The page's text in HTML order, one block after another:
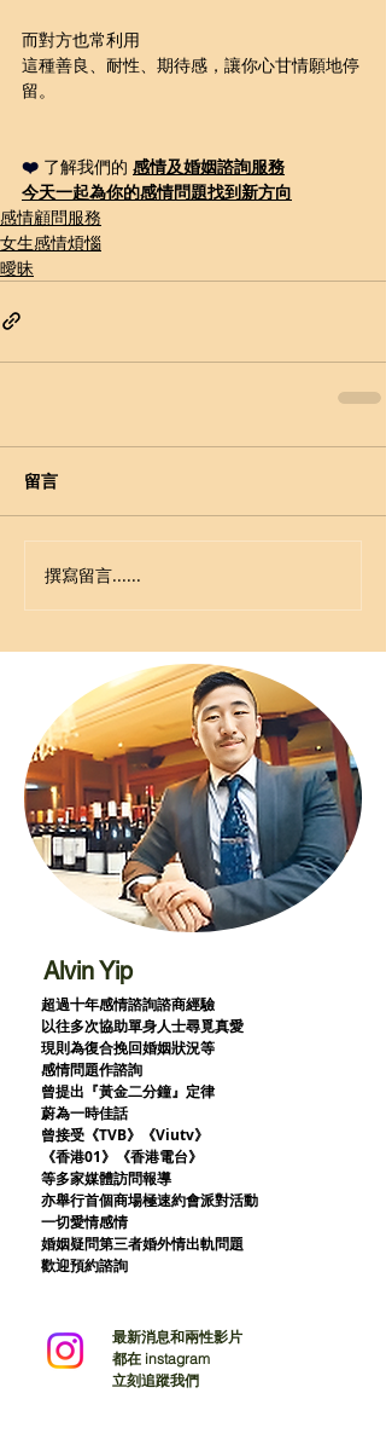
而對方也常利用
這種善良、耐性、期待感，讓你心甘情願地停
留。
❤️ 了解我們的 感情及婚姻諮詢服務
今天一起為你的感情問題找到新方向
感情顧問服務
女生感情煩惱
曖昧
留言
撰寫留言......
Alvin Yip
超過十年感情諮詢諮商經驗
以往多次協助單身人士尋覓真愛
現則為復合挽回婚姻狀況等
感情問題作諮詢
曾提出『黃金二分鐘』定律
蔚為一時佳話
曾接受《TVB》《Viutv》
《香港01》
《香港電台》
等多家媒體訪問報導
亦舉行首個商場極速約會派對活動
一切愛情感情
婚姻疑問第三者婚外情出軌問題
歡迎預約諮詢
最新消息和兩性影片
都在 instagram
立刻追蹤我們